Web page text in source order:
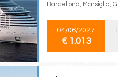
Barcellona, Marsiglia,
04/06/2027
€ 1.013